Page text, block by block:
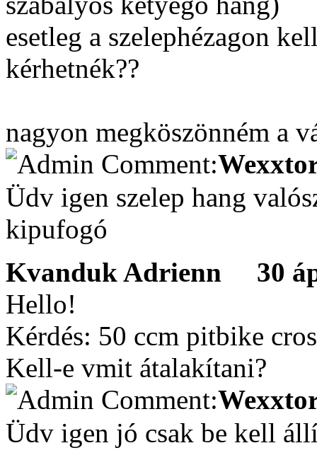
esetleg a szelephézagon
kérhetnék??
nagyon megköszönném a
Üdv igen szelep hang
kipufogó
Kvanduk Adrienn
30
Hello!
Kérdés: 50 ccm pitbike
Kell-e vmit átalakítani?
Üdv igen jó csak be kell